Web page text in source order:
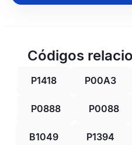
Códigos
P1418 P00A3
P0888 P0088
B1049 P1394